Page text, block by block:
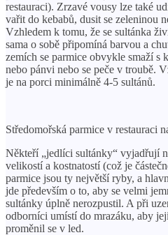
restauraci). Zrzavé vousy lze také
vařit do kebabů, dusit se zeleninou
Vzhledem k tomu, že se sultánka
sama o sobě připomíná barvou a
zemích se parmice obvykle smaží s
nebo pánvi nebo se peče v troubě.
je na porci minimálně 4-5 sultánů.
Středomořská parmice v restauraci
Někteří „jedlíci sultánky“ vyjadřují
velikostí a kostnatostí (což je
parmice jsou ty největší ryby, a
jde především o to, aby se velmi
sultánky úplně nerozpustil. A při
odborníci umístí do mrazáku, aby
proměnil se v led.